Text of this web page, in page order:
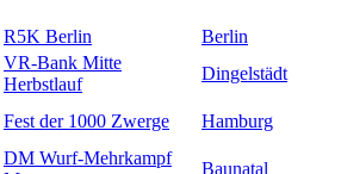
R5K Berlin
Berlin
VR-Bank Mitte
Herbstlauf
Dingelstädt
Fest der 1000 Zwerge
Hamburg
DM Wurf-Mehrkampf
Baunatal